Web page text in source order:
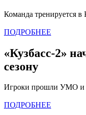
Команда тренируется в
ПОДРОБНЕЕ
«Кузбасс-2»
сезону
Игроки прошли УМО и
ПОДРОБНЕЕ